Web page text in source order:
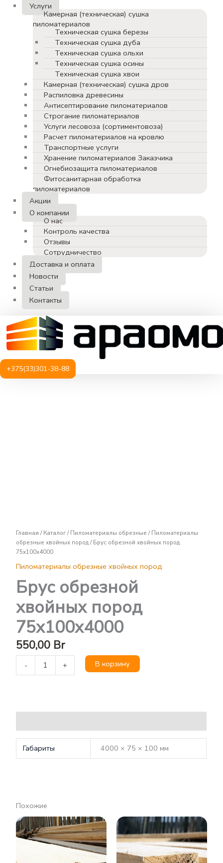
Услуги
Камерная (техническая) сушка
пиломатериалов
Техническая сушка березы
Техническая сушка дуба
Техническая сушка ольхи
Техническая сушка осины
Техническая сушка хвои
Камерная (техническая) сушка дров
Распиловка древесины
Антисептирование пиломатериалов
Строгание пиломатериалов
Услуги лесовоза (сортиментовоза)
Расчет пиломатериалов на кровлю
Транспортные услуги
Хранение пиломатериалов Заказчика
Огнебиозащита пиломатериалов
Фитосанитарная обработка
пиломатериалов
Акции
О компании
О нас
Контроль качества
Отзывы
Сотрудничество
Доставка и оплата
Новости
Статьи
Контакты
+375(33)301-38-88
Главная /Каталог/Пиломатериалы обрезные /Пиломатериалы
обрезные хвойных пород/ Брус обрезной хвойных пород
75х100х4000
Пиломатериалы обрезные хвойных пород
Брус обрезной
хвойных пород
75х100х4000
550,00 Br
- + В корзину
Габариты 4000 × 75 × 100 мм
Похожие